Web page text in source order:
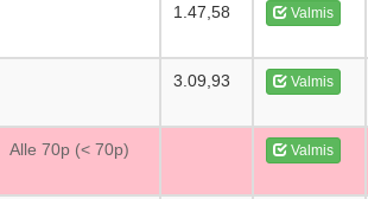
1.47,58 Valmis
3.09,93 Valmis
Alle 70p (< 70p) Valmis